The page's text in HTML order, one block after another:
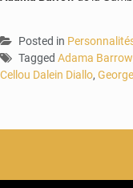
Posted in
Tagged Adama Barrow
Cellou Dalein Diallo,